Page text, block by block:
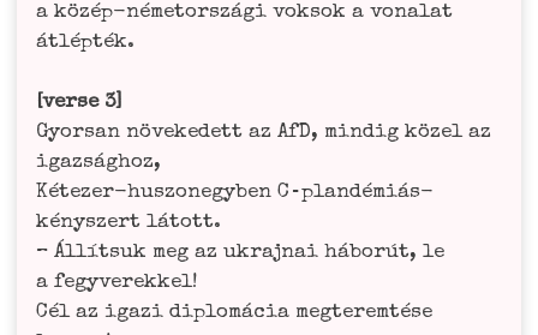
a közép-néme­tor­szá­gi voks­ok a vona­lat
átlépték.
[ver­se 3]
Gyor­san növe­ke­dett az AfD, min­dig közel az
igaz­ság­hoz,
Kéte­zer-hus­zo­negy­ben C‑p­lan­dé­miás-
kényszert látott.
– Állít­suk meg az ukra­j­nai háborút, le
a fegy­ver­ek­kel!
Cél az iga­zi diplomá­cia meg­te­rem­té­se